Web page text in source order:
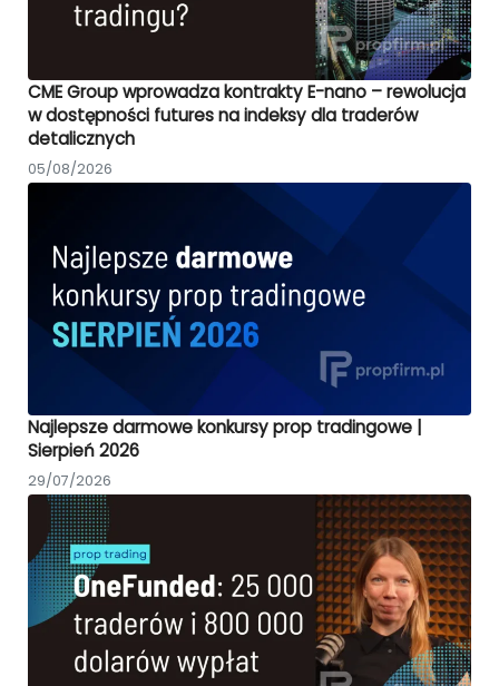
CME Group wprowadza kontrakty E-nano – rewolucja
w dostępności futures na indeksy dla traderów
detalicznych
05/08/2026
Najlepsze darmowe konkursy prop tradingowe |
Sierpień 2026
29/07/2026